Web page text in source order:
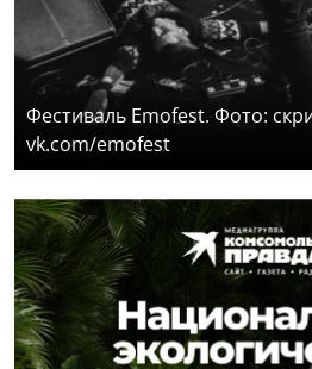
Фестиваль Emofest. Фото:
vk.com/emofest